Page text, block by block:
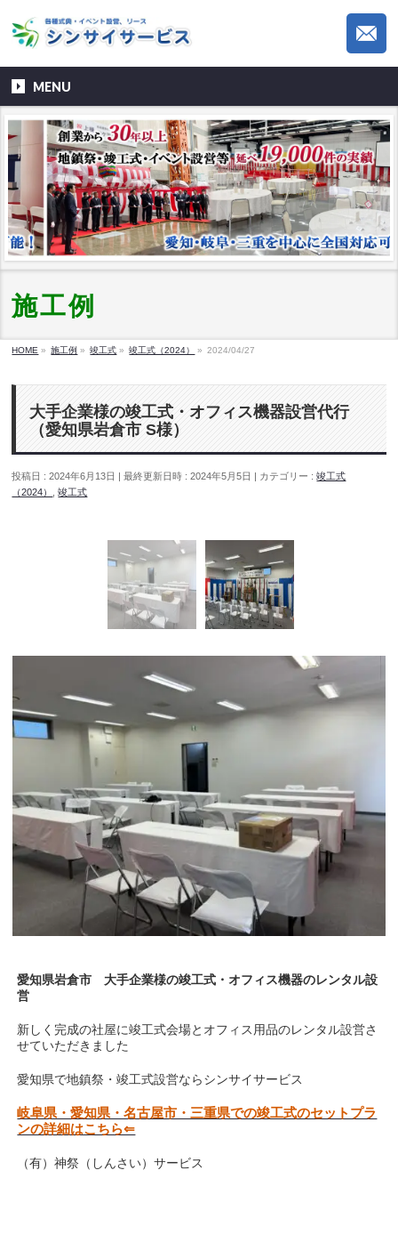
MENU
施工例
HOME » 施工例 » 竣工式 » 竣工式（2024） » 2024/04/27
大手企業様の竣工式・オフィス機器設営代行
（愛知県岩倉市 S様）
投稿日 : 2024年6月13日 最終更新日時 : 2024年5月5日 カテゴリー :竣工式
（2024）
,竣工式
愛知県岩倉市 大手企業様の竣工式・オフィス機器のレンタル設
営
新しく完成の社屋に竣工式会場とオフィス用品のレンタル設営さ
せていただきました
愛知県で地鎮祭・竣工式設営ならシンサイサービス
岐阜県・愛知県・名古屋市・三重県での竣工式のセットプラ
ンの詳細はこちら⇐
（有）神祭（しんさい）サービス